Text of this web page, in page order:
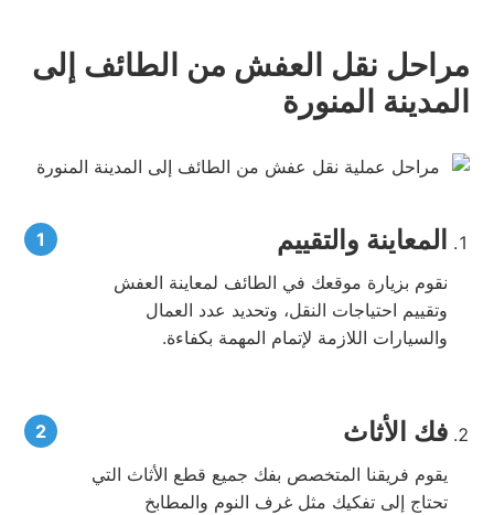
مراحل نقل العفش من الطائف إلى
المدينة المنورة
المعاينة والتقييم
نقوم بزيارة موقعك في الطائف لمعاينة العفش
وتقييم احتياجات النقل، وتحديد عدد العمال
والسيارات اللازمة لإتمام المهمة بكفاءة.
فك الأثاث
يقوم فريقنا المتخصص بفك جميع قطع الأثاث التي
تحتاج إلى تفكيك مثل غرف النوم والمطابخ